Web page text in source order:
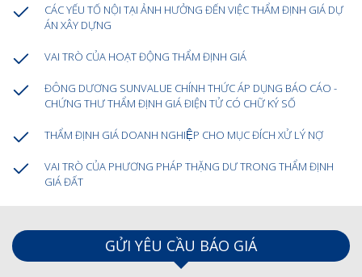
CÁC YẾU TỐ NỘI TẠI ẢNH HƯỞNG ĐẾN VIỆC THẨM ĐỊNH GIÁ DỰ
ÁN XÂY DỰNG
VAI TRÒ CỦA HOẠT ĐỘNG THẨM ĐỊNH GIÁ
ĐÔNG DƯƠNG SUNVALUE CHÍNH THỨC ÁP DỤNG BÁO CÁO -
CHỨNG THƯ THẨM ĐỊNH GIÁ ĐIỆN TỬ CÓ CHỮ KÝ SỐ
THẨM ĐỊNH GIÁ DOANH NGHIỆP CHO MỤC ĐÍCH XỬ LÝ NỢ
VAI TRÒ CỦA PHƯƠNG PHÁP THẶNG DƯ TRONG THẨM ĐỊNH
GIÁ ĐẤT
GỬI YÊU CẦU BÁO GIÁ